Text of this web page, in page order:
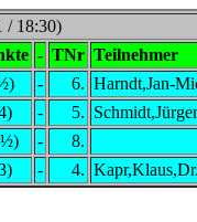
/ 18:30)
- TNr Teilnehmer
- 6. Harndt,Jan-
- 5.
-
8.
- 4.